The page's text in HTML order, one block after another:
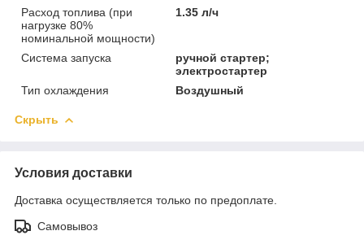
Расход топлива (при
нагрузке 80%
номинальной мощности)
1.35 л/ч
Система запуска
ручной стартер;
электростартер
Тип охлаждения
Воздушный
Скрыть
Условия доставки
Доставка осуществляется только по предоплате.
Самовывоз